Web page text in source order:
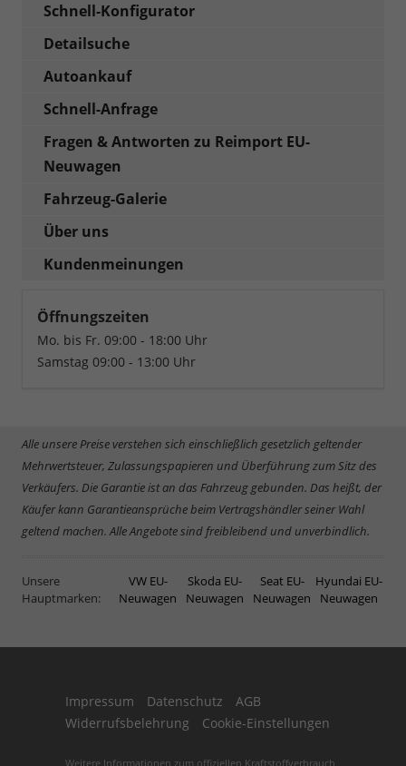
Schnell-Konfigurator
Detailsuche
Autoankauf
Schnell-Anfrage
Fragen & Antworten zu Reimport EU-
Neuwagen
Fahrzeug-Galerie
Über uns
Kundenmeinungen
Öffnungszeiten
Mo. bis Fr. 09:00 - 18:00 Uhr
Samstag 09:00 - 13:00 Uhr
Alle unsere Preise verstehen sich einschließlich gesetzlich geltender
Mehrwertsteuer, Zulassungspapieren und Überführung zum Sitz des
Verkäufers. Die Garantie ist an das Fahrzeug gebunden. Das heißt, der
Käufer kann Garantieansprüche beim Vertragshändler seiner Wahl
geltend machen. Alle Angebote sind freibleibend und unverbindlich.
Unsere
Hauptmarken:
VW EU-
Neuwagen
Skoda EU-
Neuwagen
Seat EU-
Neuwagen
Hyundai EU-
Neuwagen
Impressum Datenschutz
AGB
Widerrufsbelehrung
Cookie-Einstellungen
Weitere Informationen zum offiziellen Kraftstoffverbrauch